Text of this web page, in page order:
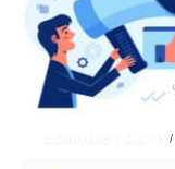
ADMINISTRATIV